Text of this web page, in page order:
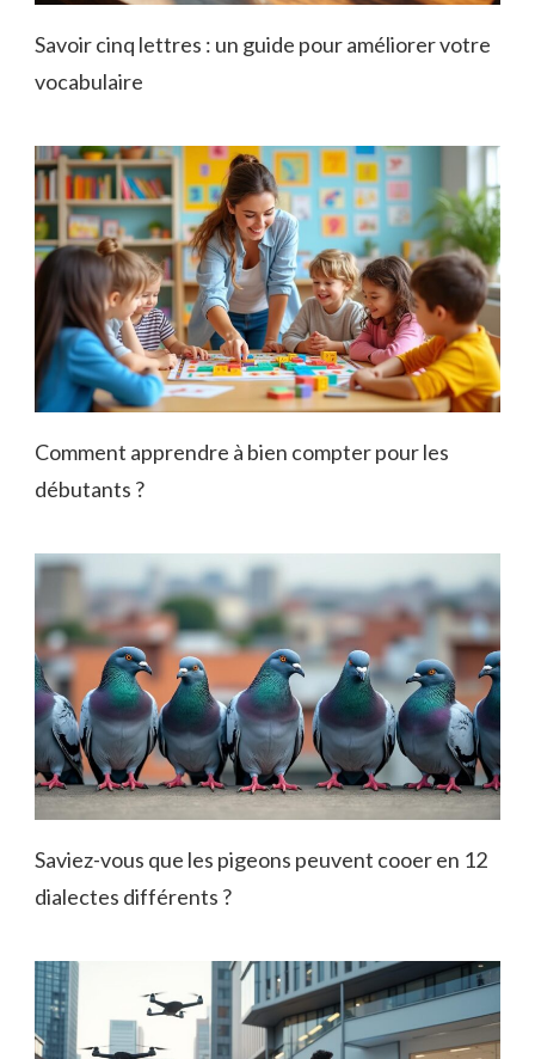
Savoir cinq lettres : un guide pour améliorer votre
vocabulaire
Comment apprendre à bien compter pour les
débutants ?
Saviez-vous que les pigeons peuvent cooer en 12
dialectes différents ?